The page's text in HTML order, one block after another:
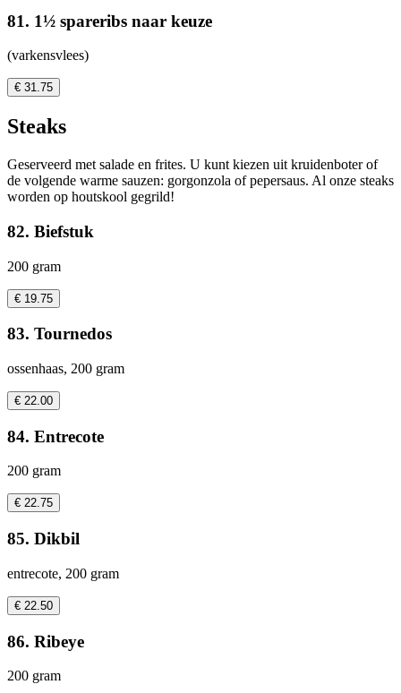
81. 1½ spareribs naar keuze
(varkensvlees)
€ 31.75
Steaks
Geserveerd met salade en frites. U kunt kiezen uit kruidenboter of
de volgende warme sauzen: gorgonzola of pepersaus. Al onze steaks
worden op houtskool gegrild!
82. Biefstuk
200 gram
€ 19.75
83. Tournedos
ossenhaas, 200 gram
€ 22.00
84. Entrecote
200 gram
€ 22.75
85. Dikbil
entrecote, 200 gram
€ 22.50
86. Ribeye
200 gram